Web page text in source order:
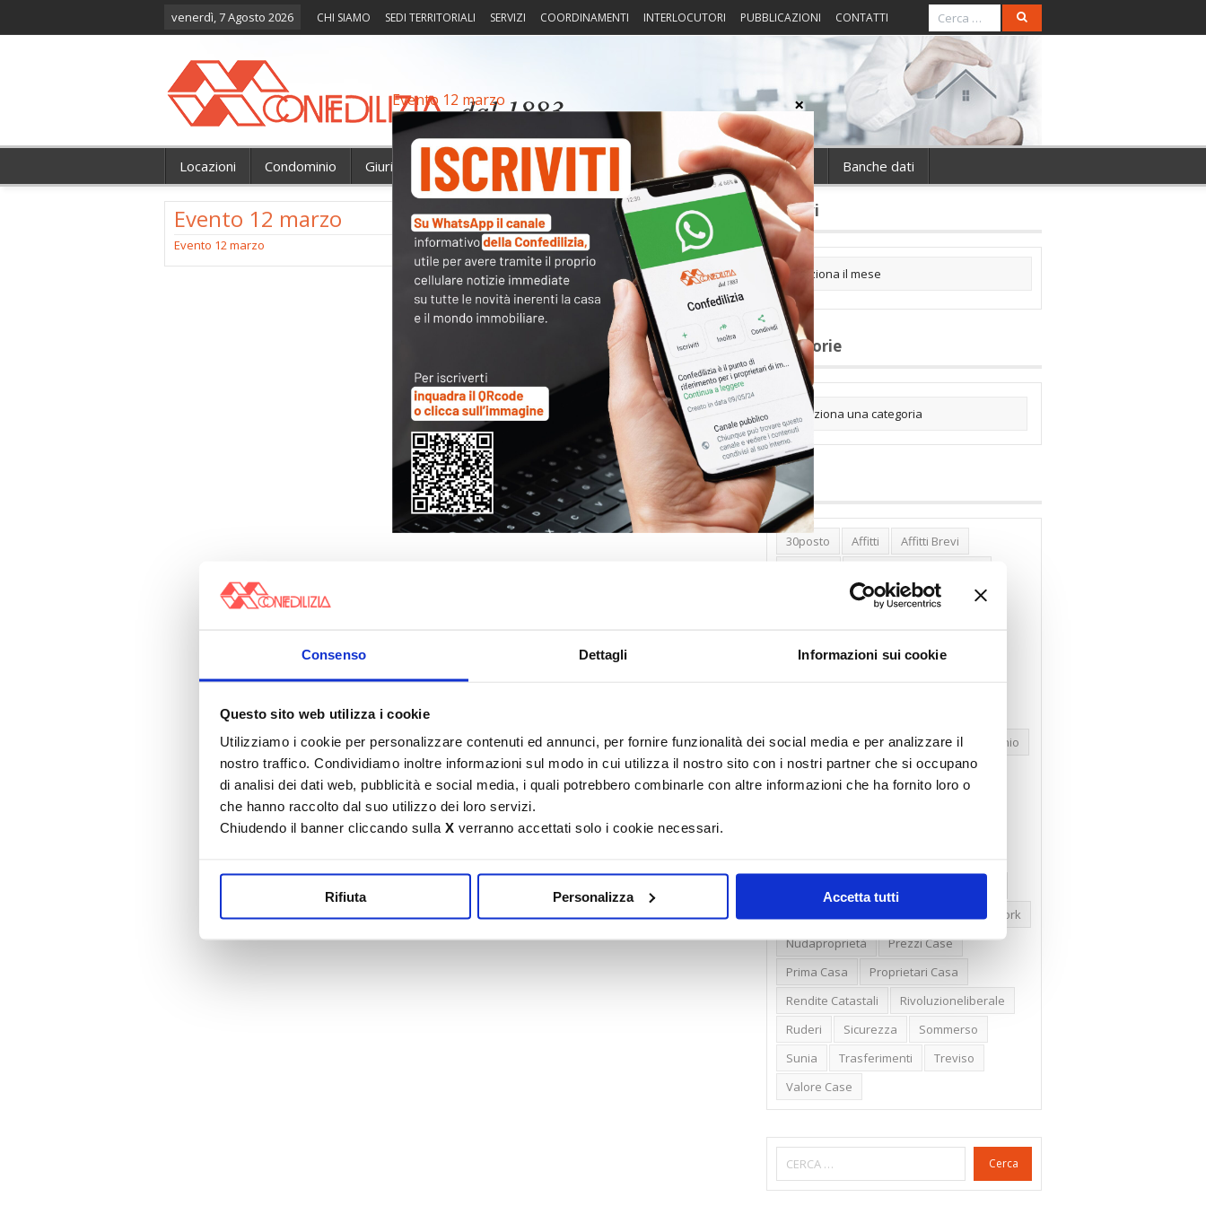
Consenso Dettagli Informazioni sui cookie
Questo sito web utilizza i cookie
Utilizziamo i cookie per personalizzare contenuti ed annunci, per fornire funzionalità dei social media e per analizzare il
nostro traffico. Condividiamo inoltre informazioni sul modo in cui utilizza il nostro sito con i nostri partner che si occupano
di analisi dei dati web, pubblicità e social media, i quali potrebbero combinarle con altre informazioni che ha fornito loro o
che hanno raccolto dal suo utilizzo dei loro servizi.
Chiudendo il banner cliccando sulla X verranno accettati solo i cookie necessari.
Rifiuta Personalizza Accetta tutti
venerdì, 7 Agosto 2026 CHI SIAMO SEDI TERRITORIALI SERVIZI COORDINAMENTI INTERLOCUTORI PUBBLICAZIONI CONTATTI
Locazioni Condominio Giurisprudenza Fisco Portierato Intorno alla casa Notizie Banche dati
Evento 12 marzo
Evento 12 marzo
Archivi
Categorie
Tag
30posto Affitti
Affitti Brevi
Banca Woolwich
Bilocali
Cambioabitazione
Carenza Alloggi
Compravendite Immobiliari
Condominio
Confcommercio
Confedilizia.EU
New York
Nudaproprietà
Prezzi Case
Prima Casa
Proprietari Casa
Rendite Catastali
Rivoluzioneliberale
Ruderi
Sicurezza
Sommerso
Sunia
Trasferimenti
Treviso
Valore Case
Cerca
Evento 12 marzo